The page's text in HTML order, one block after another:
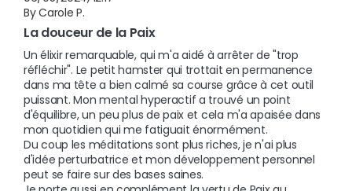
By Carole P.
La douceur de la Paix
Un élixir remarquable, qui m'a aidé à arrêter de "trop
réfléchir". Le petit hamster qui trottait en permanence
dans ma tête a bien calmé sa course grâce à cet outil
puissant. Mon mental hyperactif a trouvé un point
d'équilibre, un peu plus de paix et cela m'a apaisée dans
mon quotidien qui me fatiguait énormément.
Du coup les méditations sont plus riches, je n'ai plus
d'idée perturbatrice et mon développement personnel
peut se faire sur des bases saines.